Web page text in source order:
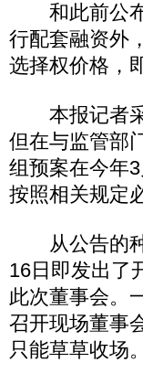
和此前公布
行配套融资外
选择权价格，
本报记者采
但在与监管部
组预案在今年
按照相关规定
从公告的种
16日即发出了
此次董事会。
召开现场董事
只能草草收场。